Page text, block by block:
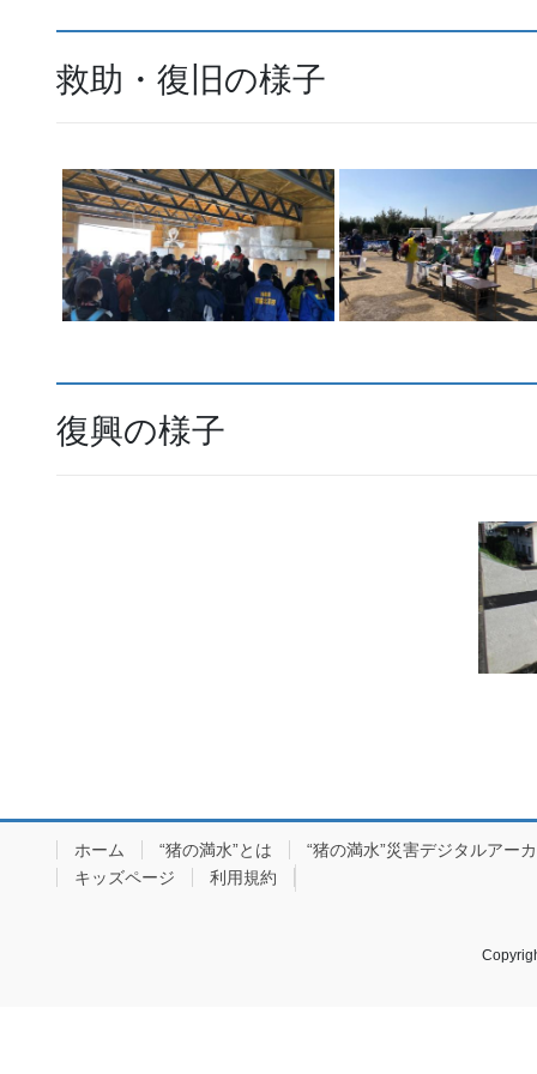
救助・復旧の様子
復興の様子
ホーム “猪の満水”とは
“猪の満水”災害デジタルアー
キッズページ
利用規約